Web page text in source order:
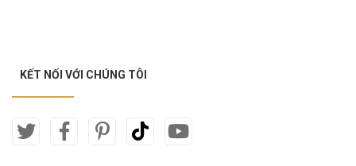
KẾT NỐI VỚI CHÚNG TÔI